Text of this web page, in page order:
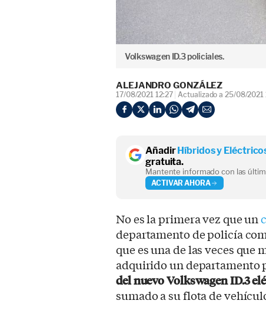
Volkswagen ID.3 policiales.
ALEJANDRO GONZÁLEZ
17/08/2021 12:27 Actualizado a 25/08/2021
AñadirHíbridos y
gratuita.
Mantente informado con las
ACTIVAR AHORA
No es la primera vez que un
departamento de policía
que es una de las veces que
adquirido un departamento
del nuevo Volkswagen ID.3
sumado a su flota de